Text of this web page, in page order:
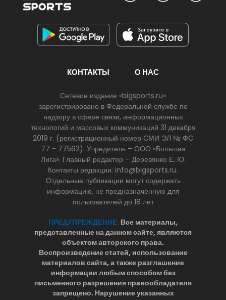
КОНТАКТЫ О НАС
Сетевое издание «bigsports.ru»
зарегистрировано в Федеральной службе по
надзору в сфере связи, информационных
технологий и массовых коммуникаций 31 декабря
2019 г. (регистрационный номер СМИ ЭЛ № ФС
77 - 77562). Учредитель – ООО «Большая
Лига». Главный редактор – Деревянко Е. Ю.
Контакты редакции: info@bigsports.ru.
Отдельные публикации могут содержать
информацию, не предназначенную для
пользователей до 18 лет
ПРЕДУПРЕЖДЕНИЕ. Все материалы,
представленные на данном сайте, являются
объектом авторского права.
Воспроизведение статей, использование
материалов сайта, а также разглашение
информации любым способом без
письменного разрешения правообладателя
запрещено. Нарушение указанных